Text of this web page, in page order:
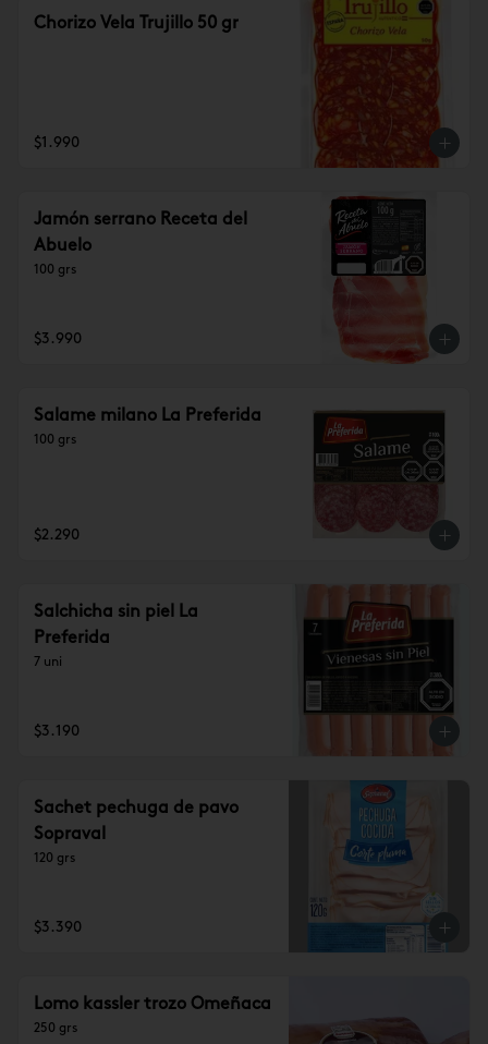
Chorizo Vela Trujillo 50 gr
$1.990
Jamón serrano Receta del
Abuelo
100 grs
$3.990
Salame milano La Preferida
100 grs
$2.290
Salchicha sin piel La
Preferida
7 uni
$3.190
Sachet pechuga de pavo
Sopraval
120 grs
$3.390
Lomo kassler trozo Omeñaca
250 grs